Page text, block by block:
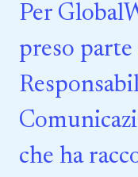
Per
preso
che ha